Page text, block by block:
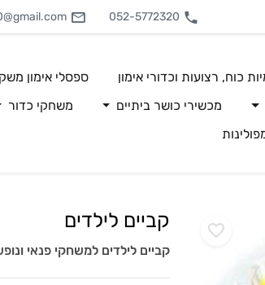
052-5772320
כוח, רצועות וכדורי אימון ספסלי אימון
מכשירי כושר ביתיים משחקי כדור
קביים לילדים
קביים לילדים למשחקי פנאי